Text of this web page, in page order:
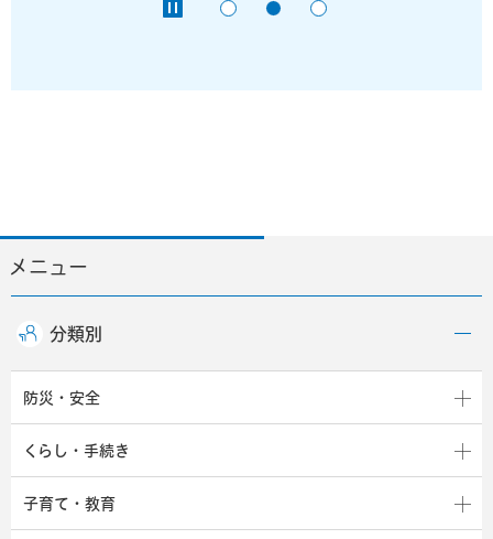
メニュー
分類別
防災・安全
くらし・手続き
子育て・教育